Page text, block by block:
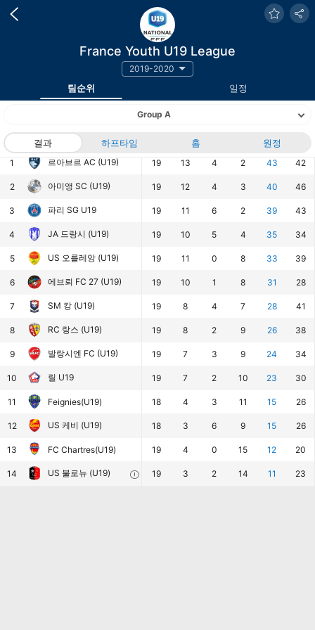
France Youth U19 League
2019-2020
팀순위 일정
Group A
결과 하프타임 홈 원정
랭킹 팀
1 르아브르 AC (U19)
2 아미앵 SC (U19)
3 파리 SG U19
4 JA 드랑시 (U19)
5 US 오를레앙 (U19)
6 에브뢰 FC 27 (U19)
7 SM 캉 (U19)
8 RC 랑스 (U19)
9 발랑시엔 FC (U19)
10 릴 U19
11 Feignies(U19)
12 US 케비 (U19)
13 FC Chartres(U19)
14 US 불로뉴 (U19)
승점
19 13 4 2 43 42
19 12 4 3 40 46
19 11 6 2 39 43
19 10 5 4 35 34
19 11 0 8 33 39
19 10 1 8 31 28
19 8 4 7 28 41
19 8 2 9 26 38
19 7 3 9 24 34
19 7 2 10 23 30
18 4 3 11 15 26
18 3 6 9 15 26
19 4 0 15 12 20
19 3 2 14 11 23